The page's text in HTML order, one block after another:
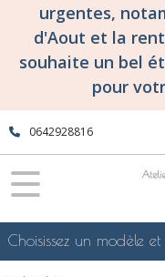
urgentes,
d'Aout et la
souhaite un bel
pour
0642928816